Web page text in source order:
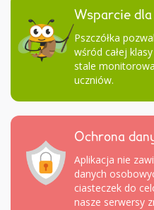
Wsparcie
Pszczółka
wśród całej
stale
uczniów.
Ochrona
Aplikacja nie
danych
ciasteczek do
nasze serwersy